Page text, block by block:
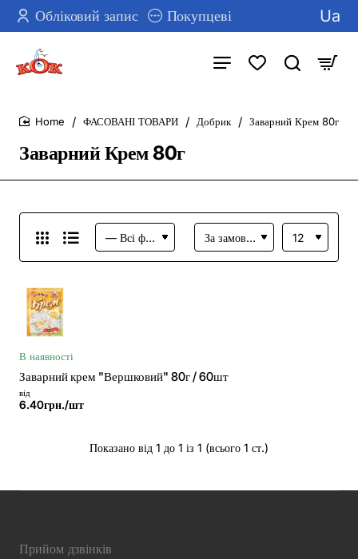
Обліковий запис Покупцеві Ua
Заварний Крем 80г
ФАСОВАНІ ТОВАРИ Добрик Заварний Крем 80г
В наявності
Заварний крем "Вершковий" 80г / 60шт
від
6.40грн./шт
Показано від 1 до 1 із 1 (всього 1 ст.)
Прийом дзвінків